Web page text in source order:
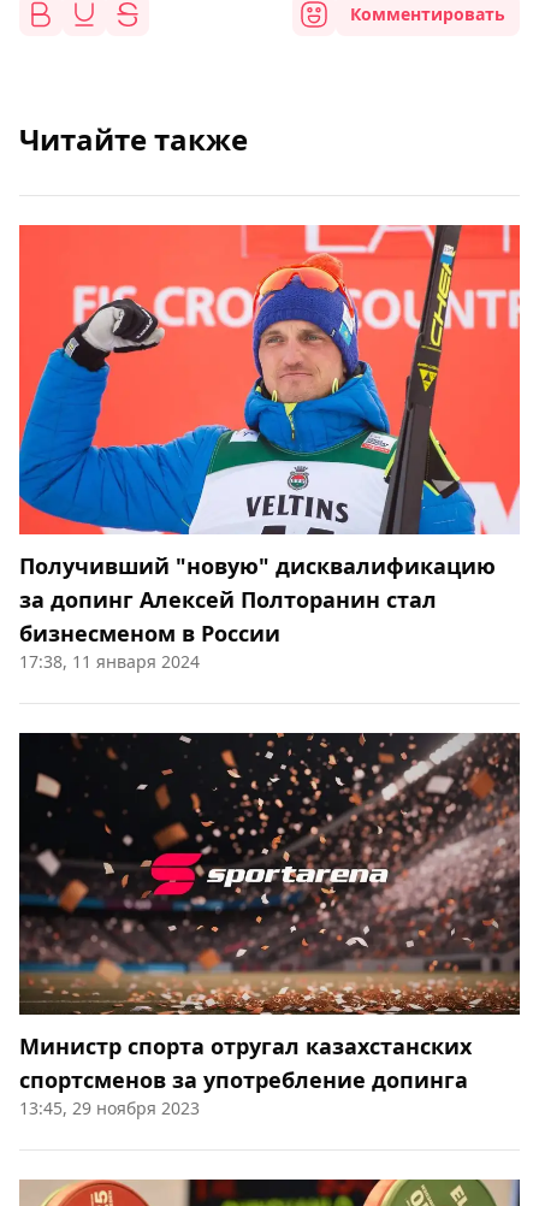
Комментировать
Читайте также
Получивший "новую" дисквалификацию
за допинг Алексей Полторанин стал
бизнесменом в России
17:38, 11 января 2024
Министр спорта отругал казахстанских
спортсменов за употребление допинга
13:45, 29 ноября 2023